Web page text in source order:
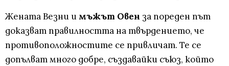
Жената Везни и мъжът Овен за пореден път
доказват правилността на твърдението, че
противоположностите се привличат. Те се
допълват много добре, създавайки съюз, който